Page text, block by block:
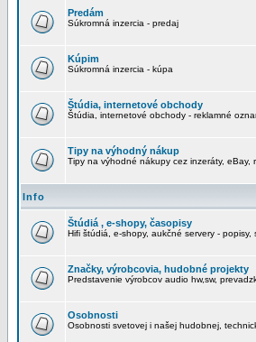
Predám
Súkromná inzercia - predaj
Kúpim
Súkromná inzercia - kúpa
Štúdia, internetové obchody
Štúdia, internetové obchody - reklamné
Tipy na výhodný nákup
Tipy na výhodné nákupy cez inzeráty, eBay,
Info
Štúdiá , e-shopy, časopisy
Hifi štúdiá, e-shopy, aukčné servery - popisy,
Značky, výrobcovia, hudobné projekty
Predstavenie výrobcov audio hw,sw,
Osobnosti
Osobnosti svetovej i našej hudobnej,